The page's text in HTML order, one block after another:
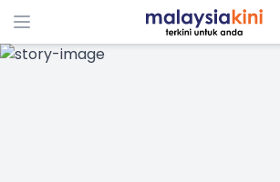
ADS